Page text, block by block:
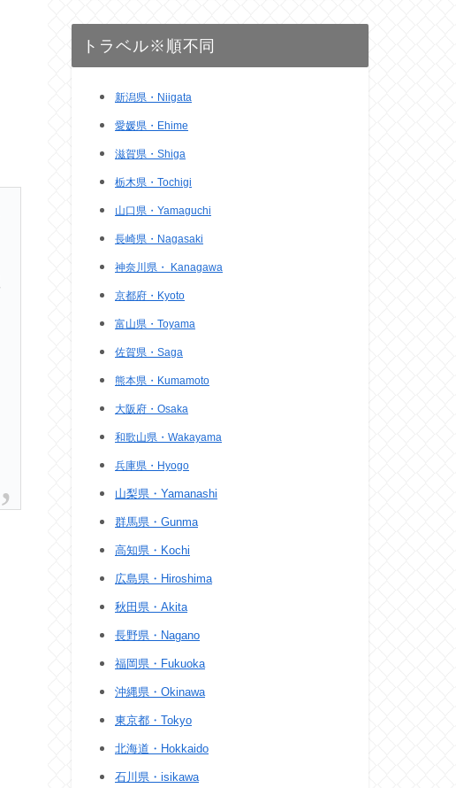
トラベル※順不同
新潟県・Niigata
愛媛県・Ehime
滋賀県・Shiga
栃木県・Tochigi
山口県・Yamaguchi
長崎県・Nagasaki
神奈川県・ Kanagawa
京都府・Kyoto
富山県・Toyama
佐賀県・Saga
熊本県・Kumamoto
大阪府・Osaka
和歌山県・Wakayama
兵庫県・Hyogo
山梨県・Yamanashi
群馬県・Gunma
高知県・Kochi
広島県・Hiroshima
秋田県・Akita
長野県・Nagano
福岡県・Fukuoka
沖縄県・Okinawa
東京都・Tokyo
北海道・Hokkaido
石川県・isikawa